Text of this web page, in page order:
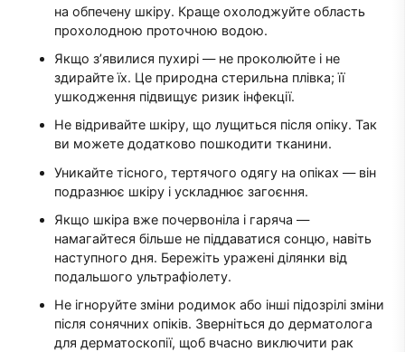
на обпечену шкіру. Краще охолоджуйте область
прохолодною проточною водою.
Якщо з’явилися пухирі — не проколюйте і не
здирайте їх. Це природна стерильна плівка; її
ушкодження підвищує ризик інфекції.
Не відривайте шкіру, що лущиться після опіку. Так
ви можете додатково пошкодити тканини.
Уникайте тісного, тертячого одягу на опіках — він
подразнює шкіру і ускладнює загоєння.
Якщо шкіра вже почервоніла і гаряча —
намагайтеся більше не піддаватися сонцю, навіть
наступного дня. Бережіть уражені ділянки від
подальшого ультрафіолету.
Не ігноруйте зміни родимок або інші підозрілі зміни
після сонячних опіків. Зверніться до дерматолога
для дерматоскопії, щоб вчасно виключити рак